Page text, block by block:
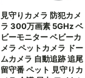
見守りカメラ 防犯カメ
ラ 300万画素 5GHz ベ
ビーモニター ベビーカ
メラ ペットカメラ ドー
ムカメラ 自動追跡 追尾
留守番 ペット 見守りカ